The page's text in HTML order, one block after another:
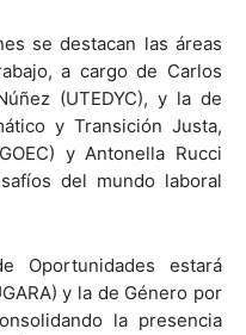
se destacan las áreas
a cargo de Carlos
(UTEDYC), y la de
y Transición Justa,
y Antonella Rucci
del mundo laboral
Oportunidades estará
y la de Género por
la presencia